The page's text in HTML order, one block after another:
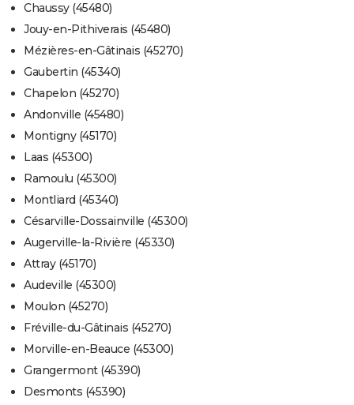
Chaussy (45480)
Jouy-en-Pithiverais (45480)
Mézières-en-Gâtinais (45270)
Gaubertin (45340)
Chapelon (45270)
Andonville (45480)
Montigny (45170)
Laas (45300)
Ramoulu (45300)
Montliard (45340)
Césarville-Dossainville (45300)
Augerville-la-Rivière (45330)
Attray (45170)
Audeville (45300)
Moulon (45270)
Fréville-du-Gâtinais (45270)
Morville-en-Beauce (45300)
Grangermont (45390)
Desmonts (45390)